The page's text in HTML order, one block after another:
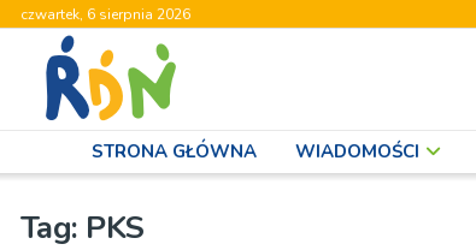
czwartek, 6 sierpnia 2026
STRONA GŁÓWNA WIADOMOŚCI
Tag: PKS